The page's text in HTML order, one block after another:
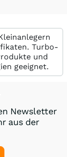
Turbo-
und
geeignet.
Newsletter
aus der